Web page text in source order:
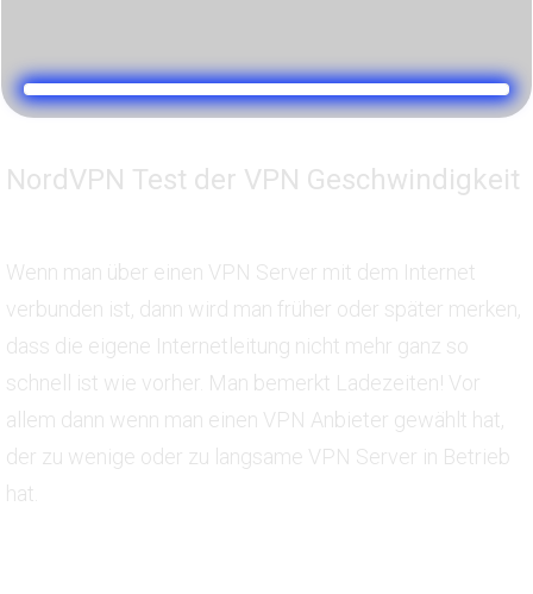
NordVPN Test der VPN Geschwindigkeit
Wenn man über einen VPN Server mit dem Internet
verbunden ist, dann wird man früher oder später merken,
dass die eigene Internetleitung nicht mehr ganz so
schnell ist wie vorher. Man bemerkt Ladezeiten! Vor
allem dann wenn man einen VPN Anbieter gewählt hat,
der zu wenige oder zu langsame VPN Server in Betrieb
hat.